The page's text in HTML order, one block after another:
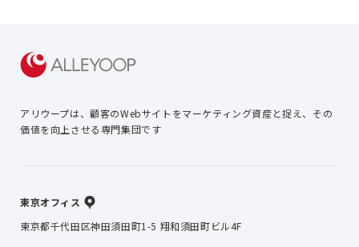
アリウープは、顧客のWebサイトをマーケティング資産と捉え、 その
価値を向上させる専門集団です
東京オフィス
東京都千代田区神田須田町1-5 翔和須田町ビル4F